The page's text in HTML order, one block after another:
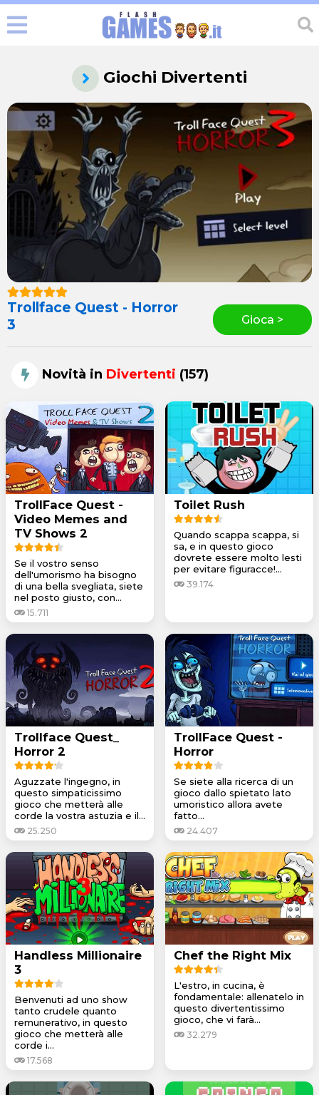
Giochi Divertenti
Trollface Quest - Horror
3
Gioca >
Novità in Divertenti (157)
TrollFace Quest -
Video Memes and
TV Shows 2
Se il vostro senso
dell'umorismo ha bisogno
di una bella svegliata, siete
nel posto giusto, con...
15.711
Toilet Rush
Quando scappa scappa, si
sa, e in questo gioco
dovrete essere molto lesti
per evitare figuracce!...
39.174
Trollface Quest_
Horror 2
Aguzzate l'ingegno, in
questo simpaticissimo
gioco che metterà alle
corde la vostra astuzia e il...
25.250
TrollFace Quest -
Horror
Se siete alla ricerca di un
gioco dallo spietato lato
umoristico allora avete
fatto...
24.407
Handless Millionaire
3
Benvenuti ad uno show
tanto crudele quanto
remunerativo, in questo
gioco che metterà alle
corde i...
17.568
Chef the Right Mix
L'estro, in cucina, è
fondamentale: allenatelo in
questo divertentissimo
gioco, che vi farà...
32.279